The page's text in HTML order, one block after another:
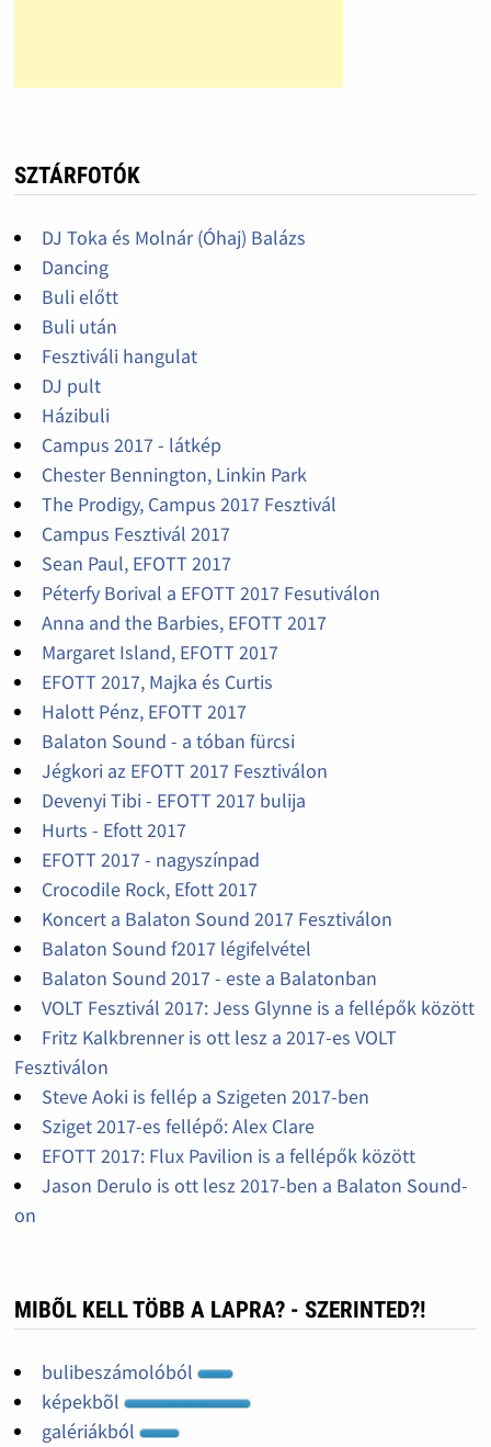
SZTÁRFOTÓK
DJ Toka és Molnár (Óhaj) Balázs
Dancing
Buli előtt
Buli után
Fesztiváli hangulat
DJ pult
Házibuli
Campus 2017 - látkép
Chester Bennington, Linkin Park
The Prodigy, Campus 2017 Fesztivál
Campus Fesztivál 2017
Sean Paul, EFOTT 2017
Péterfy Borival a EFOTT 2017 Fesutiválon
Anna and the Barbies, EFOTT 2017
Margaret Island, EFOTT 2017
EFOTT 2017, Majka és Curtis
Halott Pénz, EFOTT 2017
Balaton Sound - a tóban fürcsi
Jégkori az EFOTT 2017 Fesztiválon
Devenyi Tibi - EFOTT 2017 bulija
Hurts - Efott 2017
EFOTT 2017 - nagyszínpad
Crocodile Rock, Efott 2017
Koncert a Balaton Sound 2017 Fesztiválon
Balaton Sound f2017 légifelvétel
Balaton Sound 2017 - este a Balatonban
VOLT Fesztivál 2017: Jess Glynne is a fellépők között
Fritz Kalkbrenner is ott lesz a 2017-es VOLT
Fesztiválon
Steve Aoki is fellép a Szigeten 2017-ben
Sziget 2017-es fellépő: Alex Clare
EFOTT 2017: Flux Pavilion is a fellépők között
Jason Derulo is ott lesz 2017-ben a Balaton Sound-
on
MIBÕL KELL TÖBB A LAPRA? - SZERINTED?!
bulibeszámolóból
képekbõl
galériákból